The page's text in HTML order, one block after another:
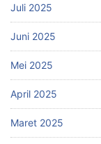
Juli 2025
Juni 2025
Mei 2025
April 2025
Maret 2025